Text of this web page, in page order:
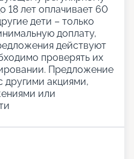
18 лет оплачивает 60
дети – только
доплату,
действуют
проверять их
Предложение
другими акциями,
или